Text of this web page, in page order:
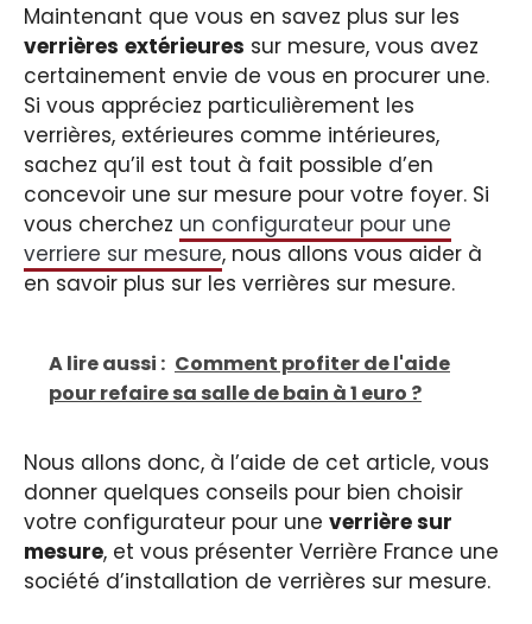
Maintenant que vous en savez plus sur les
verrières extérieures sur mesure, vous avez
certainement envie de vous en procurer une.
Si vous appréciez particulièrement les
verrières, extérieures comme intérieures,
sachez qu’il est tout à fait possible d’en
concevoir une sur mesure pour votre foyer. Si
vous cherchez un configurateur pour une
verriere sur mesure, nous allons vous aider à
en savoir plus sur les verrières sur mesure.
A lire aussi : Comment profiter de l'aide
pour refaire sa salle de bain à 1 euro ?
Nous allons donc, à l’aide de cet article, vous
donner quelques conseils pour bien choisir
votre configurateur pour une verrière sur
mesure, et vous présenter Verrière France une
société d’installation de verrières sur mesure.